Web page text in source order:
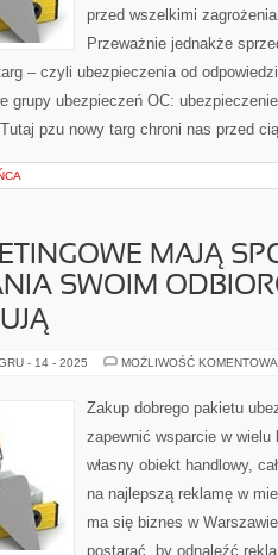
przed wszelkimi
Przeważnie jednakże
– czyli ubezpieczenia od
grupy ubezpieczeń OC:
pzu nowy targ chroni nas przed
MAJĄ
SWOIM
- 14 - 2025 MOŻLIWOŚĆ
Zakup dobrego pakietu
zapewnić wsparcie w
własny obiekt handlowy,
na najlepszą reklamę w
ma się biznes w
postarać, by odnaleźć